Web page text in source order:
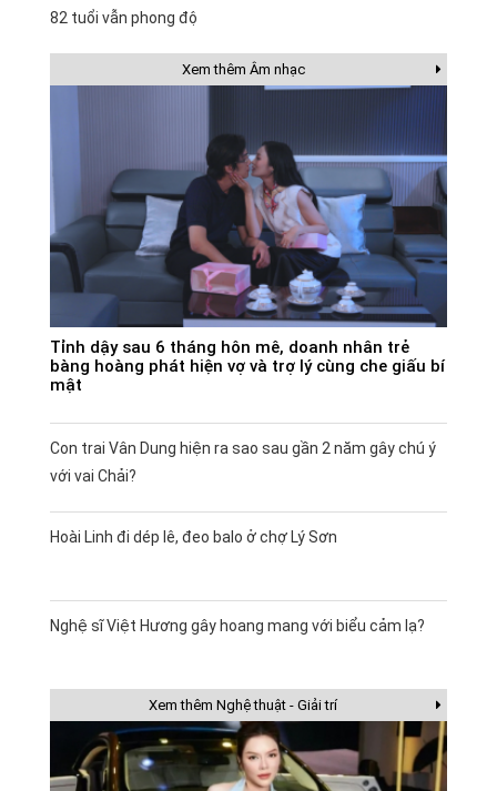
82 tuổi vẫn phong độ
Xem thêm Âm nhạc
Tỉnh dậy sau 6 tháng hôn mê, doanh nhân trẻ
bàng hoàng phát hiện vợ và trợ lý cùng che giấu bí
mật
Con trai Vân Dung hiện ra sao sau gần 2 năm gây chú ý
với vai Chải?
Hoài Linh đi dép lê, đeo balo ở chợ Lý Sơn
Nghệ sĩ Việt Hương gây hoang mang với biểu cảm lạ?
Xem thêm Nghệ thuật - Giải trí